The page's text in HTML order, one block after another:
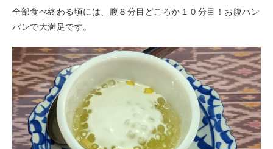
全部食べ終わる頃には、腹８分目どころか１０分目！お腹パン
パンで大満足です。